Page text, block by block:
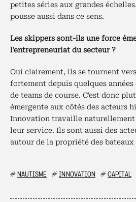
petites séries aux grandes
pousse aussi dans ce sens.
Les skippers sont-ils une force
l'entrepreneuriat du secteur ?
Oui clairement, ils se tournent
fortement depuis quelques
de teams de course. C'est donc
émergente aux côtés des acteurs
Innovation travaille naturellement
leur service. Ils sont aussi des
autour de la propriété des
# NAUTISME # INNOVATION # CAPITAL